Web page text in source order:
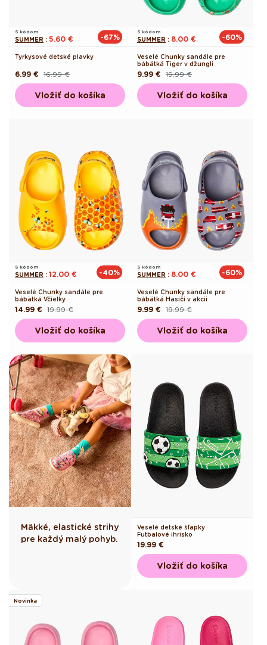
S kódom
SUMMER : 5.60 € -67%
Tyrkysové detské plavky
Pôvodná
cena
16.99 €
Akciová
cena
6.99 €
Vložiť do košíka
S kódom
SUMMER : 8.00 € -60%
Veselé Chunky sandále pre
bábätká Tiger v džungli
Pôvodná
cena
19.99 €
Akciová
cena
9.99 €
Vložiť do košíka
S kódom
SUMMER : 12.00 € -40%
Veselé Chunky sandále pre
bábätká Včielky
Pôvodná
cena
19.99 €
Akciová
cena
14.99 €
Vložiť do košíka
S kódom
SUMMER : 8.00 € -60%
Veselé Chunky sandále pre
bábätká Hasiči v akcii
Pôvodná
cena
19.99 €
Akciová
cena
9.99 €
Vložiť do košíka
Mäkké, elastické strihy
pre každý malý pohyb.
Veselé detské šľapky
Futbalové ihrisko
Pôvodná
cena
19.99 €
Vložiť do košíka
Novinka